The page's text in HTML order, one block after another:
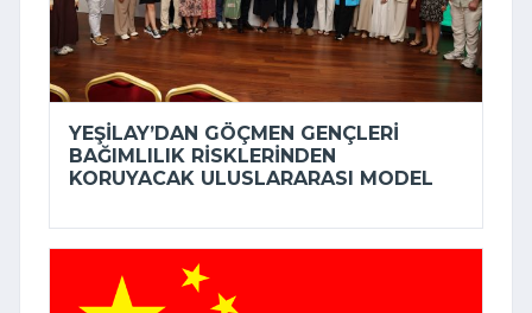
YEŞILAY’DAN GÖÇMEN GENÇLERI
BAĞIMLILIK RISKLERINDEN
KORUYACAK ULUSLARARASI MODEL